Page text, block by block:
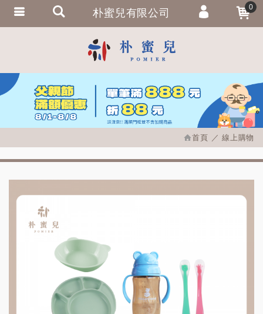
首頁 線上購物
朴蜜兒有限公司 0
會員登入
會員註冊
忘記密碼
訂單查詢
匯款通知
繁體中文